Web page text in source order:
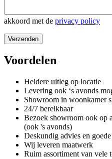
akkoord met de privacy policy
Voordelen
Heldere uitleg op locatie
Levering ook ‘s avonds
Showroom in woonkamer
24/7 bereikbaar
Bezoek showroom ook op
(ook 's avonds)
Deskundig advies en
Wij leveren maatwerk
Ruim assortiment van vele